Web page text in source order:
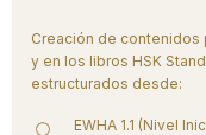
Creación de contenidos
y en los libros HSK
estructurados desde:
EWHA 1.1 (Nivel